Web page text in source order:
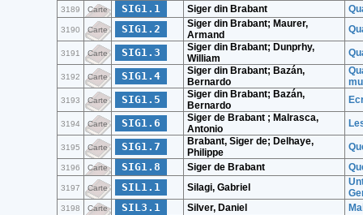
3189 Carte SIG1.1 Siger din Brabant
3190 Carte SIG1.2
Siger din Brabant; Maurer,
Armand
3191 Carte SIG1.3
Siger din Brabant; Dunprhy,
William
3192 Carte SIG1.4
Siger din Brabant; Bazán,
Bernardo
3193 Carte SIG1.5
Siger din Brabant; Bazán,
Bernardo
3194 Carte SIG1.6
Siger de Brabant ; Malrasca,
Antonio
3195 Carte SIG1.7
Brabant, Siger de; Delhaye,
Philippe
3196 Carte SIG1.8 Siger de Brabant
3197 Carte SIL1.1 Silagi, Gabriel
3198 Carte SIL3.1 Silver, Daniel